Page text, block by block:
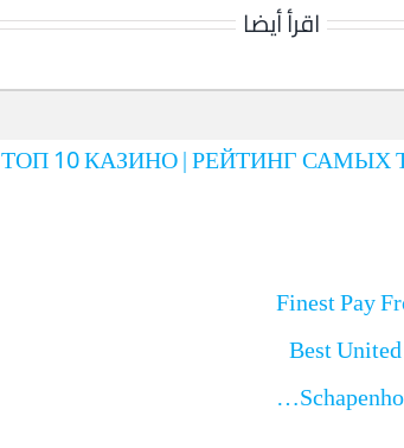
اقرأ أيضا
ТОП 10 КАЗИНО | РЕЙТИНГ САМЫХ
Finest Pay
Best